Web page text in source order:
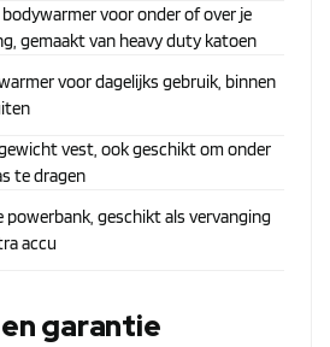
voor onder of over je
gemaakt van heavy duty katoen
voor dagelijks gebruik, binnen
vest, ook geschikt om onder
te dragen
powerbank, geschikt als vervanging
accu
garantie